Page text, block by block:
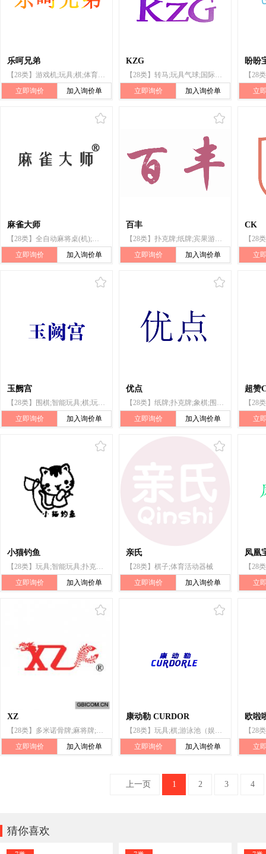
乐呵兄弟
【28类】游戏机;玩具;棋;体育活动用球;锻炼身体器械;射箭用器具;滑雪板;游泳池（娱乐用品）;保护垫（运动服部件）;钓鱼用具
立即询价
加入询价单
KZG
【28类】转马;玩具气球;国际象棋;高尔夫球杆;锻炼身体器械;靶;体育活动器械;钓鱼竿;圣诞树用装饰品（照明用物品和糖果除外）;游泳池（娱乐用品）
立即询价
加入询价单
盼盼
立
麻雀大师
【28类】全自动麻将桌(机);骰子;棋;麻将牌;纸牌;扑克牌;国际象棋;围棋;象棋;跳棋
立即询价
加入询价单
百丰
【28类】扑克牌;纸牌;宾果游戏牌;麻将牌;棋;跳棋;围棋;象棋;十五子棋游戏;国际象棋
立即询价
加入询价单
CK
【28
立
玉阙宫
【28类】围棋;智能玩具;棋;玩具;体育活动器械;游戏器具;棋盘游戏器具;国际象棋;十五子棋;护腕
立即询价
加入询价单
优点
【28类】纸牌;扑克牌;象棋;围棋;体育活动器械;台球;娱乐场用视频游戏机;棋
立即询价
加入询价单
超赞
立
小猫钓鱼
【28类】玩具;智能玩具;扑克牌;棋
立即询价
加入询价单
亲氏
【28类】棋子;体育活动器械
立即询价
加入询价单
凤凰
【28
立
XZ
【28类】多米诺骨牌;麻将牌;扑克牌;棋;全自动麻将桌(机);国际象棋;棋类游戏;围棋;台球;哑铃
立即询价
加入询价单
康动勒 CURDOR
【28类】玩具;棋;游泳池（娱乐用品）
立即询价
加入询价单
欧啦
【28
立
上一页 1 2 3 4
猜你喜欢